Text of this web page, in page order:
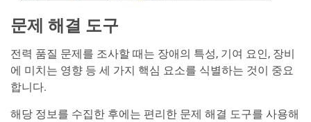
문제 해결 도구
전력 품질 문제를 조사할 때는 장애의 특성, 기여 요인, 장비
에 미치는 영향 등 세 가지 핵심 요소를 식별하는 것이 중요
합니다.
해당 정보를 수집한 후에는 편리한 문제 해결 도구를 사용해